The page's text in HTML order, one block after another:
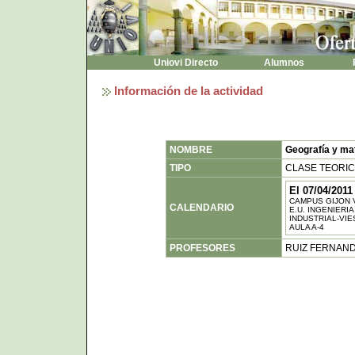
Uniovi Directo Alumnos
Información de la actividad
NOMBRE
Geografía y
TIPO
CLASE
CALENDARIO
El 07/04/2011
CAMPUS GIJON
E.U. INGENIERIA
INDUSTRIAL-
AULA A-4
PROFESORES RUIZ